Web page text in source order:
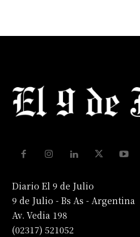
Diario El 9 de Julio
9 de Julio - Bs As - Argentina
Av. Vedia 198
(02317) 521052